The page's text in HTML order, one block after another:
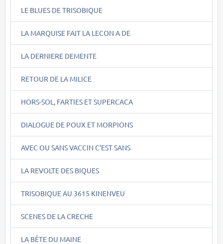
LE BLUES DE TRISOBIQUE
LA MARQUISE FAIT LA LECON A DE
LA DERNIERE DEMENTE
RETOUR DE LA MILICE
HORS-SOL, FARTIES ET SUPERCACA
DIALOGUE DE POUX ET MORPIONS
AVEC OU SANS VACCIN C'EST SANS
LA REVOLTE DES BIQUES
TRISOBIQUE AU 3615 KINENVEU
SCENES DE LA CRECHE
LA BÊTE DU MAINE